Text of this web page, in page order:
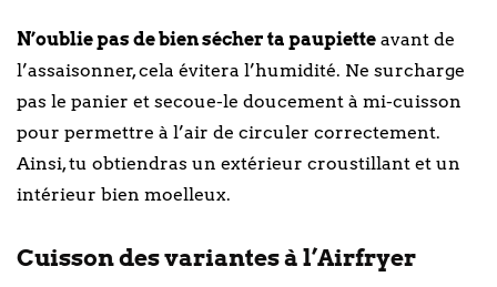
N’oublie pas de bien sécher ta paupiette avant de
l’assaisonner, cela évitera l’humidité. Ne surcharge
pas le panier et secoue-le doucement à mi-cuisson
pour permettre à l’air de circuler correctement.
Ainsi, tu obtiendras un extérieur croustillant et un
intérieur bien moelleux.
Cuisson des variantes à l’Airfryer